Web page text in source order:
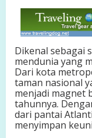
Dikenal sebagai
mendunia yang
Dari kota
taman nasional
menjadi magnet
tahunnya.
dari pantai
menyimpan